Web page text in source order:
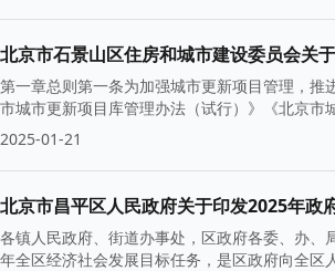
北京市石景山区住房和城市建设委员会关
第一章总则第一条为加强城市更新项目管理，
市城市更新项目库管理办法（试行）》《北京
2025-01-21
北京市昌平区人民政府关于印发2025年政
各镇人民政府、街道办事处，区政府各委、办
年全区经济社会发展目标任务，是区政府向全